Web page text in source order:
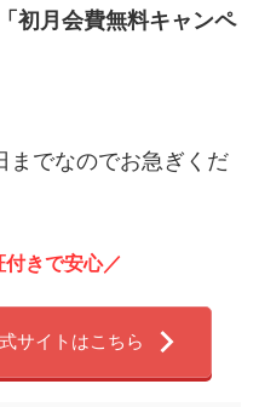
「初月会費無料キャンペ
までなのでお急ぎくだ
きで安心／
サイトはこちら